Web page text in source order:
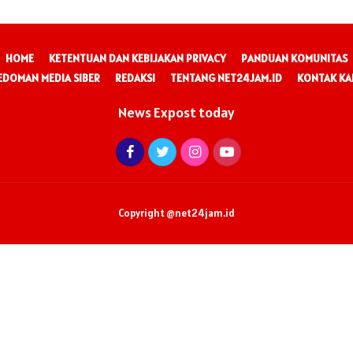
HOME KETENTUAN DAN KEBIJAKAN PRIVACY
PANDUAN KOMUNITAS
MEDIA SIBER
REDAKSI TENTANG NET24JAM.ID KONTAK
News Expost today
Copyright @net24jam.id